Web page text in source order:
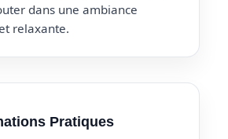
dans une ambiance
relaxante.
Pratiques